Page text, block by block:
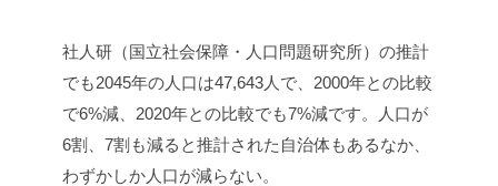
社人研（国立社会保障・人口問題研究所）の推計
でも2045年の人口は47,643人で、2000年との比較
で6%減、2020年との比較でも7%減です。人口が
6割、7割も減ると推計された自治体もあるなか、
わずかしか人口が減らない。